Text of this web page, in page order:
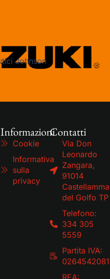
Informazioni
Cookie
Informativa
sulla
privacy
Contatti
Via Don
Leonardo
Zangara,
91014
del Golfo TP
Telefono:
334 305
5559
Partita IVA:
REA: